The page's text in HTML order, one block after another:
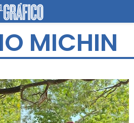
MICHIN